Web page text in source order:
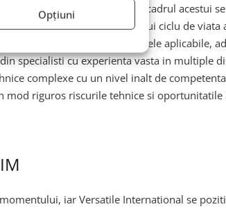
Opțiuni
Versatile International. In cadrul acestui
pe parcursul intregului ciclu de viata
tehnice si standardele aplicabile,
specialisti cu experienta vasta in multiple
complexe cu un nivel inalt de
riguros riscurile tehnice si
iar Versatile International se